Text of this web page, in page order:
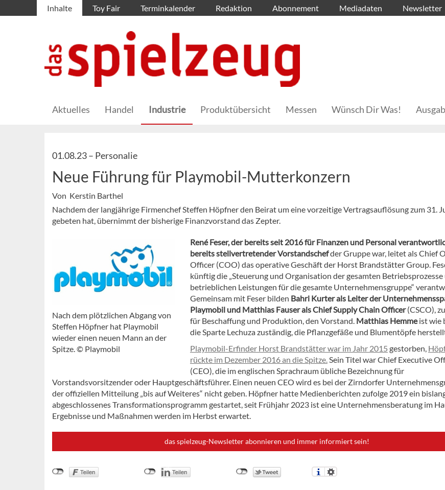
Inhalte Toy Fair Terminkalender Redaktion Abonnement Mediadaten Newsletter
Aktuelles Handel Industrie Produktübersicht Messen Wünsch Dir Was!
01.08.23 – Personalie
Neue Führung für Playmobil-Mutterkonzern
Von Kerstin Barthel
Nachdem der langjährige Firmenchef Steffen Höpfner den Beirat um eine vorzeitige Vertragsauflösung zum 31.
gebeten hat, übernimmt der bisherige Finanzvorstand das Zepter.
Nach dem plötzlichen Abgang von
Steffen Höpfner hat Playmobil
wieder einen neuen Mann an der
Spitze. © Playmobil
René Feser, der bereits seit 2016 für Finanzen und Personal
bereits stellvertretender Vorstandschefder Gruppe war, leitet als Chief
Officer (COO) das operative Geschäft der Horst Brandstätter Group.
künftig die „Steuerung und Organisation der gesamten
betrieblichen Leistungen für die gesamte Unternehmensgruppe“
Gemeinsam mit Feser bilden Bahri Kurter als Leiter der
Playmobil und Matthias Fauser als Chief Supply Chain Officer(CSCO),
für Beschaffung und Produktion, den Vorstand. Matthias Hemmeist wie
die Sparte Lechuza zuständig, die Pflanzgefäße und Blumentöpfe
Playmobil-Erfinder Horst Brandstätter war im Jahr 2015 gestorben,
rückte im Dezember 2016 an die Spitze.Sein Titel war Chief Executive
(CEO), die im englischen Sprachraum übliche Bezeichnung für
Vorstandsvorsitzender oder Hauptgeschäftsführer. Einen neuen CEO wird es bei der Zirndorfer
der offiziellen Mitteilung „bis auf Weiteres“ nicht geben. Höpfner hatte Medienberichten zufolge 2019 ein
abgeschlossenes Transformationsprogramm gestartet, seit Frühjahr 2023 ist eine Unternehmensberatung im
Ergebnisse und Maßnahmen werden im Herbst erwartet.
das spielzeug-Newsletter abonnieren und immer informiert sein!